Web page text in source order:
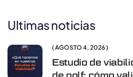
Ultimas noticias
AGOSTO 4, 2026
Estudio de